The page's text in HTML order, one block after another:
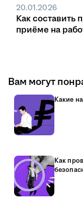
20.01.2026
Как составить
приёме на
Вам могут
Какие
Как